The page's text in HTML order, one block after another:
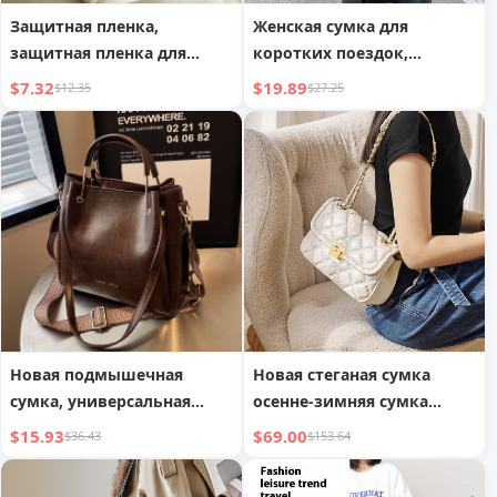
Защитная пленка,
защитная пленка для
углов сумочки от
царапин,
противоизносная
$7.32$12.35
Женская сумка для
коротких поездок,
вместительная сумка для
плавания, йоги, фитнеса
$19.89$27.25
Новая подмышечная
сумка, универсальная
повседневная сумка-ведро
на плечо
$15.93$36.43
Новая стеганая сумка
осенне-зимняя сумка
через плечо,
универсальная сумка
через плечо из
$69.00$153.64